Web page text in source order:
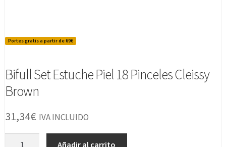
Portes gratis a partir de 69€
Bifull Set Estuche Piel 18 Pinceles Cleissy
Brown
31,34€ IVA INCLUIDO
Añadir al carrito